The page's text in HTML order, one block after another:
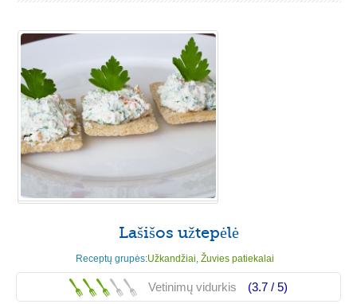
Lašišos užtepėlė
Receptų grupės:Užkandžiai Žuvies patiekalai
Vetinimų vidurkis (3.7 / 5)